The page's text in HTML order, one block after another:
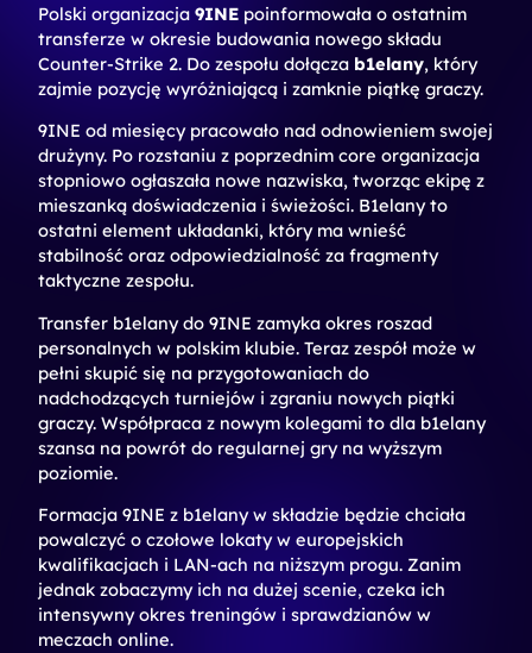
Polski organizacja9INE poinformowała o ostatnim
transferze w okresie budowania nowego składu
Counter-Strike 2. Do zespołu dołącza b1elany, który
zajmie pozycję wyróżniającą i zamknie piątkę graczy.
9INE od miesięcy pracowało nad odnowieniem swojej
drużyny. Po rozstaniu z poprzednim core organizacja
stopniowo ogłaszała nowe nazwiska, tworząc ekipę z
mieszanką doświadczenia i świeżości. B1elany to
ostatni element układanki, który ma wnieść
stabilność oraz odpowiedzialność za fragmenty
taktyczne zespołu.
Transfer b1elany do 9INE zamyka okres roszad
personalnych w polskim klubie. Teraz zespół może w
pełni skupić się na przygotowaniach do
nadchodzących turniejów i zgraniu nowych piątki
graczy. Współpraca z nowym kolegami to dla b1elany
szansa na powrót do regularnej gry na wyższym
poziomie.
Formacja 9INE z b1elany w składzie będzie chciała
powalczyć o czołowe lokaty w europejskich
kwalifikacjach i LAN-ach na niższym progu. Zanim
jednak zobaczymy ich na dużej scenie, czeka ich
intensywny okres treningów i sprawdzianów w
meczach online.